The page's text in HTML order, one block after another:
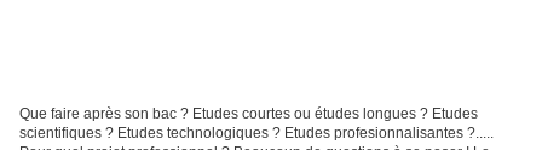
Que faire après son bac ? Etudes courtes ou études longues ? Etudes
scientifiques ? Etudes technologiques ? Etudes profesionnalisantes ?.....